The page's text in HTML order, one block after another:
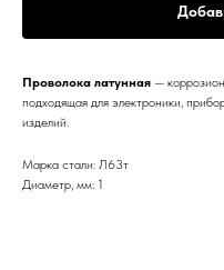
Проволока латунная —
подходящая для электроники,
изделий.
Марка стали: Л63т
Диаметр, мм: 1